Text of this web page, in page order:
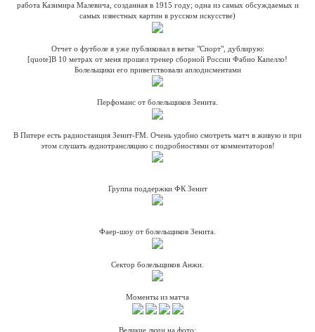
работа Казимира Малевича, созданная в 1915 году; одна из самых обсуждаемых и
самых известных картин в русском искусстве)
Отчет о футболе я уже публиковал в ветке "Спорт", дублирую:
[quote]В 10 метрах от меня прошел тренер сборной России Фабио Капелло!
Болельщики его приветствовали аплодисментами
Перфоманс от болельщиков Зенита.
В Питере есть радиостанция Зенит-FM. Очень удобно смотреть матч в живую и при
этом слушать аудиотрансляцию с подробностями от комментаторов!
Группа поддержки ФК Зенит
Фаер-шоу от болельщиков Зенита.
Сектор болельщиков Анжи.
Моменты из матча
Великие люди на фото: